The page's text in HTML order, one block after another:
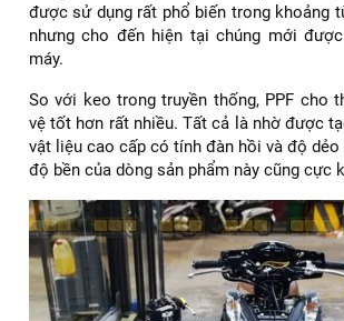
được sử dụng rất phổ biến trong khoảng
nhưng cho đến hiện tại chúng mới
máy.
So với keo trong truyền thống, PPF cho
vệ tốt hơn rất nhiều. Tất cả là nhờ được
vật liệu cao cấp có tính đàn hồi và độ
độ bền của dòng sản phẩm này cũng cực